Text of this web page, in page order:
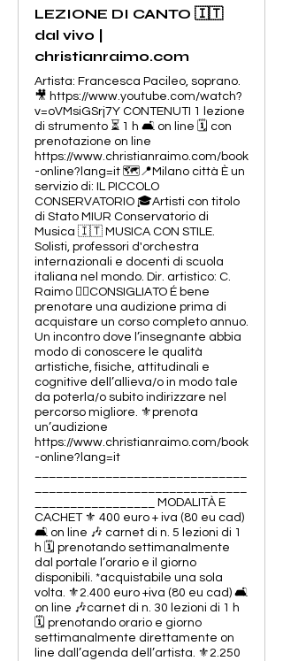
LEZIONE DI CANTO 🇮🇹
dal vivo |
christianraimo.com
Artista: Francesca Pacileo, soprano.
🎥 https://www.youtube.com/watch?
v=oVMsiGSrj7Y CONTENUTI 1 lezione
di strumento ⏳ 1 h 🛋️ on line 🗓️ con
prenotazione on line
https://www.christianraimo.com/book
-online?lang=it 🗺️📍Milano città È un
servizio di: IL PICCOLO
CONSERVATORIO 🎓Artisti con titolo
di Stato MIUR Conservatorio di
Musica 🇮🇹 MUSICA CON STILE.
Solisti, professori d'orchestra
internazionali e docenti di scuola
italiana nel mondo. Dir. artistico: C.
Raimo 👉🏻CONSIGLIATO É bene
prenotare una audizione prima di
acquistare un corso completo annuo.
Un incontro dove l’insegnante abbia
modo di conoscere le qualità
artistiche, fisiche, attitudinali e
cognitive dell’allieva/o in modo tale
da poterla/o subito indirizzare nel
percorso migliore. ⚜️prenota
un’audizione
https://www.christianraimo.com/book
-online?lang=it
_________________ MODALITÀ E
CACHET ⚜️ 400 euro + iva (80 eu cad)
🛋️ on line 🎶 carnet di n. 5 lezioni di 1
h 🗓️ prenotando settimanalmente
dal portale l’orario e il giorno
disponibili. *acquistabile una sola
volta. ⚜️2.400 euro +iva (80 eu cad) 🛋️
on line 🎶carnet di n. 30 lezioni di 1 h
🗓️ prenotando orario e giorno
settimanalmente direttamente on
line dall’agenda dell’artista. ⚜️2.250